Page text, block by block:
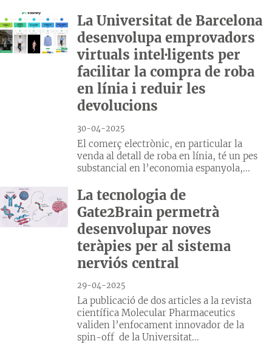
La Universitat de Barcelona
desenvolupa emprovadors
virtuals intel·ligents per
facilitar la compra de roba
en línia i reduir les
devolucions
30-04-2025
El comerç electrònic, en particular la
venda al detall de roba en línia, té un pes
substancial en l’economia espanyola,...
La tecnologia de
Gate2Brain permetrà
desenvolupar noves
teràpies per al sistema
nerviós central
29-04-2025
La publicació de dos articles a la revista
científica Molecular Pharmaceutics
validen l’enfocament innovador de la
spin-off de la Universitat...